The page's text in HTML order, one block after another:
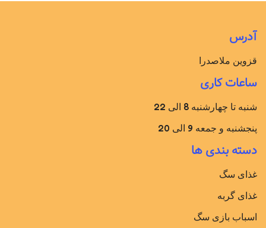
آدرس
قزوین ملاصدرا
ساعات کاری
شنبه تا چهارشنبه 8 الی 22
پنجشنبه و جمعه 9 الی 20
دسته بندی ها
غذای سگ
غذای گربه
اسباب بازی سگ